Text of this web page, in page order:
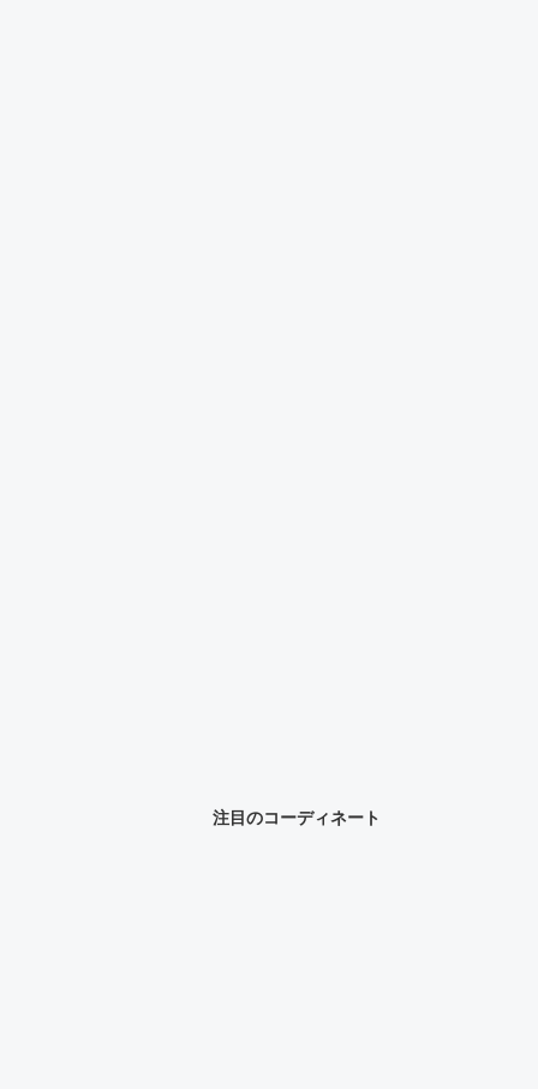
注目のコーディネート